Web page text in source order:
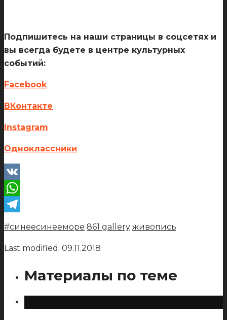
Подпишитесь на наши страницы в соцсетях и
вы всегда будете в центре культурных
событий:
Facebook
ВКонтакте
Instagram
Одноклассники
VK
WhatsApp
#синеесинееморе 861 gallery живопись
Last modified: 09.11.2018
Материалы по теме